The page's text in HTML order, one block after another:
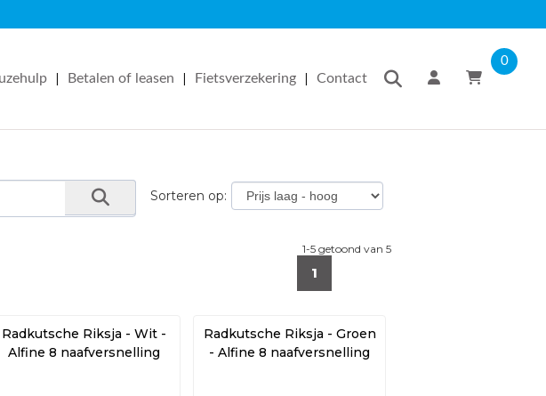
| Betalen of leasen | Fietsverzekering | Contact
0
Sorteren op:
1-5 getoond van 5
1
Radkutsche Riksja - Wit -
Alfine 8 naafversnelling
Radkutsche Riksja - Groen
- Alfine 8 naafversnelling